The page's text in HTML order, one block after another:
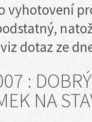
vyhotovení
dotaz ze
:
NA